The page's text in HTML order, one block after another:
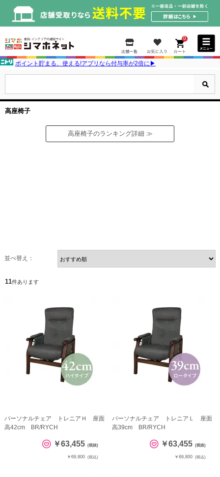
0
ポイント貯まる、使える!アプリなら付与率が2倍に▶
高座椅子
高座椅子のランキング詳細 ≫
並べ替え：
11件あります
パーソナルチェア トレニアＨ 座面
高42cm BR/RYCH
￥63,455 (税抜)
￥69,800 (税込)
パーソナルチェア トレニアＬ 座面
高39cm BR/RYCH
￥63,455 (税抜)
￥69,800 (税込)